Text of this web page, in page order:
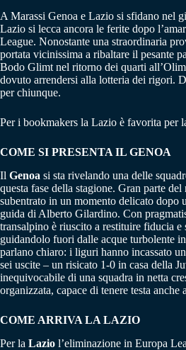
A Marassi Genoa e Lazio si sfidano nel
Lazio si lecca ancora le ferite dopo
League. Nonostante una straordinaria
portata vicinissima a ribaltare il pesante
Bodo Glimt nel ritorno dei quarti
dovuto arrendersi alla lotteria dei rigori.
per chiunque.
Per i bookmakers la Lazio è favorita per
COME SI PRESENTA IL GENOA
Il Genoa si sta rivelando una delle
questa fase della stagione. Gran parte
subentrato in un momento delicato dopo
guida di Alberto Gilardino. Con
transalpino è riuscito a restituire fiducia e
guidandolo fuori dalle acque turbolente
parlano chiaro: i liguri hanno incassato
sei uscite – un risicato 1-0 in casa della
inequivocabile di una squadra in netta
organizzata, capace di tenere testa
COME ARRIVA LA LAZIO
Per la Lazio l’eliminazione in Europa